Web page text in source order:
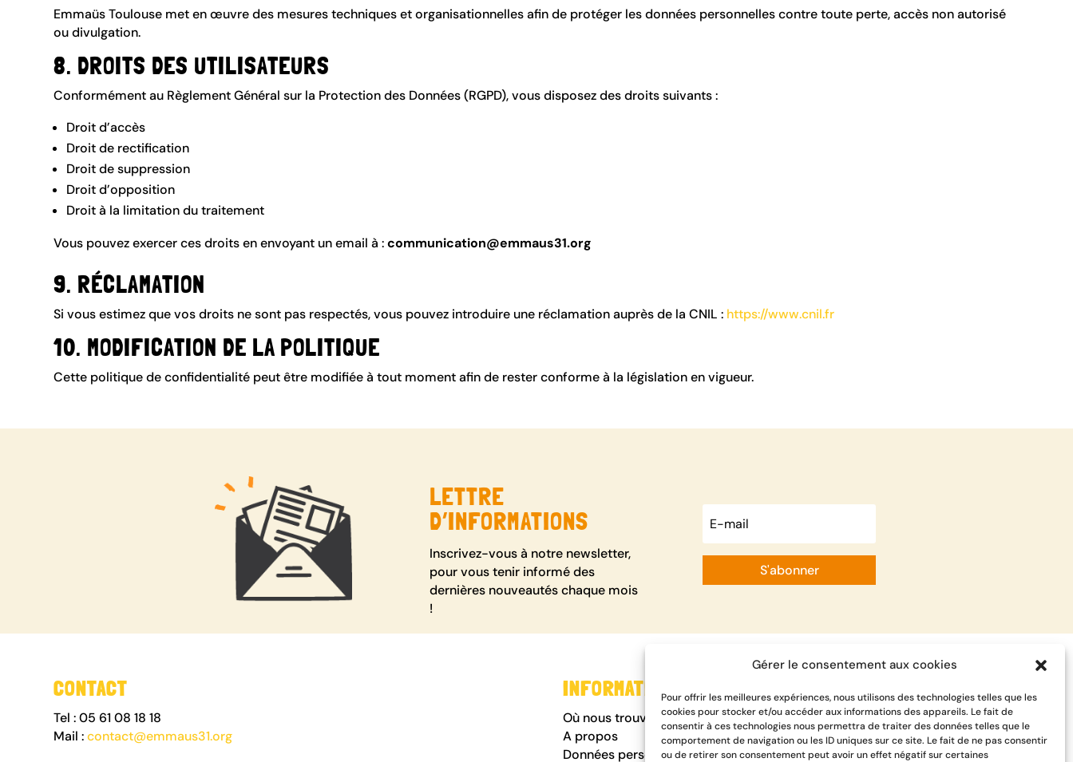
Gérer le consentement aux cookies
Pour offrir les meilleures expériences, nous utilisons des technologies telles que les
cookies pour stocker et/ou accéder aux informations des appareils. Le fait de
consentir à ces technologies nous permettra de traiter des données telles que le
comportement de navigation ou les ID uniques sur ce site. Le fait de ne pas consentir
ou de retirer son consentement peut avoir un effet négatif sur certaines
Emmaüs Toulouse met en œuvre des mesures techniques et organisationnelles afin de protéger les données personnelles contre toute perte, accès non autorisé
ou divulgation.
8. DROITS DES UTILISATEURS
Conformément au Règlement Général sur la Protection des Données (RGPD), vous disposez des droits suivants :
Droit d’accès
Droit de rectification
Droit de suppression
Droit d’opposition
Droit à la limitation du traitement
Vous pouvez exercer ces droits en envoyant un email à :communication@emmaus31.org
9. RÉCLAMATION
Si vous estimez que vos droits ne sont pas respectés, vous pouvez introduire une réclamation auprès de la CNIL : https://www.cnil.fr
10. MODIFICATION DE LA POLITIQUE
Cette politique de confidentialité peut être modifiée à tout moment afin de rester conforme à la législation en vigueur.
LETTRE
D’INFORMATIONS
Inscrivez-vous à notre newsletter,
pour vous tenir informé des
dernières nouveautés chaque mois
!
S'abonner
CONTACT
Tel : 05 61 08 18 18
Mail :contact@emmaus31.org
INFORMATIONS
Où nous trouver
A propos
Données personnelles